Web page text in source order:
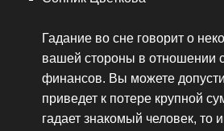
Гадание во сне говорит о
вашей стороны в отношении
финансов. Вы можете
приведет к потере крупной
гадает знакомый человек, то